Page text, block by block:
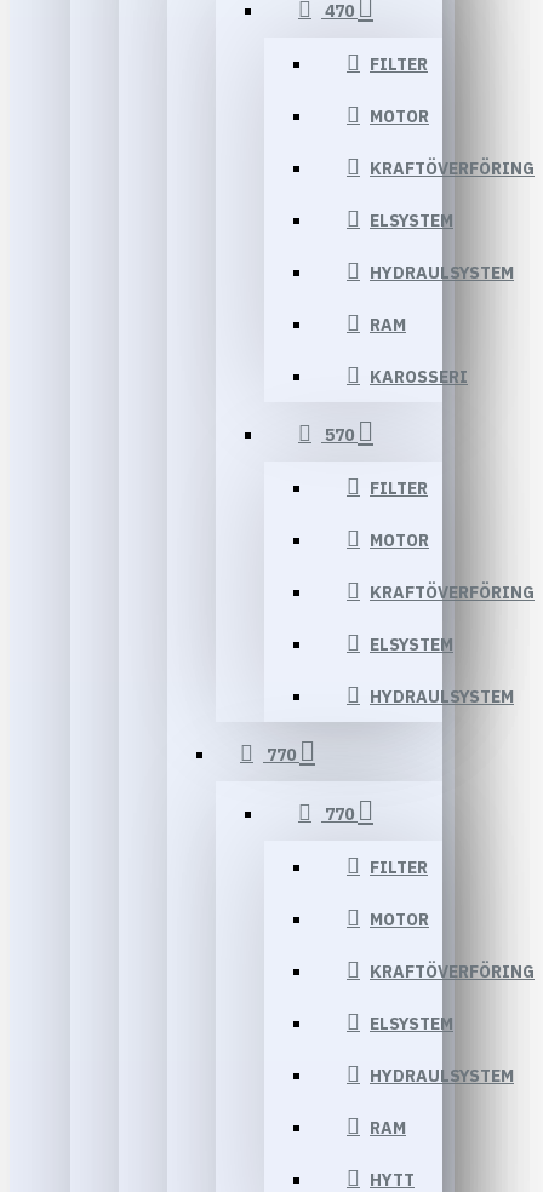
470
FILTER
MOTOR
KRAFTÖVERFÖRING
ELSYSTEM
HYDRAULSYSTEM
RAM
KAROSSERI
570
FILTER
MOTOR
KRAFTÖVERFÖRING
ELSYSTEM
HYDRAULSYSTEM
770
770
FILTER
MOTOR
KRAFTÖVERFÖRING
ELSYSTEM
HYDRAULSYSTEM
RAM
HYTT